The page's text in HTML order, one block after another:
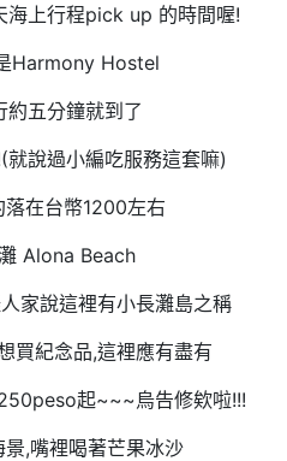
海上行程pick up 的時間喔!
Harmony Hostel
約五分鐘就到了
就說過小編吃服務這套嘛)
在台幣1200左右
Alona Beach
家說這裡有小長灘島之稱
買紀念品,這裡應有盡有
起~~~烏告修欸啦!!!
,嘴裡喝著芒果冰沙